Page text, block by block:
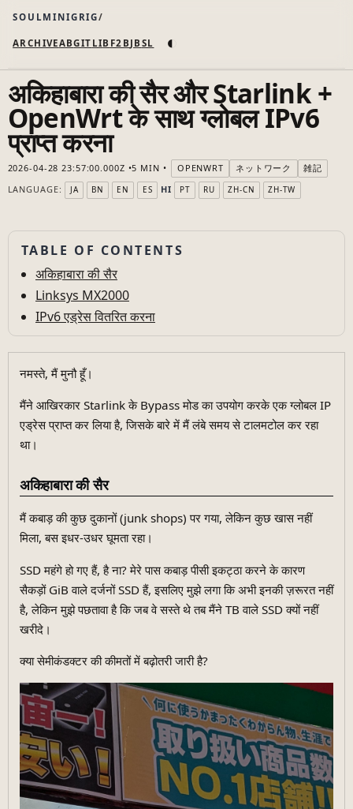
SOULMINIGRIG
ARCHIVEABGIT LIB F2B JB SL ◐
अकिहाबारा की सैर और Starlink +
OpenWrt के साथ ग्लोबल IPv6
प्राप्त करना
2026-04-28 23:57:00.000Z 5 MIN OPENWRT ネットワーク
雑記
LANGUAGE:
JA BN EN ES HI PT RU ZH-CN ZH-TW
TABLE OF CONTENTS
अकिहाबारा की सैर
Linksys MX2000
IPv6 एड्रेस वितरित करना
नमस्ते, मैं मुनौ हूँ।
मैंने आखिरकार Starlink के Bypass मोड का उपयोग करके एक ग्लोबल IP
एड्रेस प्राप्त कर लिया है, जिसके बारे में मैं लंबे समय से टालमटोल कर रहा
था।
अकिहाबारा की सैर
मैं कबाड़ की कुछ दुकानों (junk shops) पर गया, लेकिन कुछ खास नहीं
मिला, बस इधर-उधर घूमता रहा।
SSD महंगे हो गए हैं, है ना? मेरे पास कबाड़ पीसी इकट्ठा करने के कारण
सैकड़ों GiB वाले दर्जनों SSD हैं, इसलिए मुझे लगा कि अभी इनकी ज़रूरत नहीं
है, लेकिन मुझे पछतावा है कि जब वे सस्ते थे तब मैंने TB वाले SSD क्यों नहीं
खरीदे।
क्या सेमीकंडक्टर की कीमतों में बढ़ोतरी जारी है?